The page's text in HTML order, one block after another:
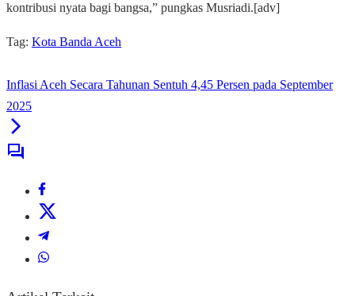
kontribusi nyata bagi bangsa,” pungkas Musriadi.[adv]
Tag: Kota Banda Aceh
Inflasi Aceh Secara Tahunan Sentuh 4,45 Persen pada September
2025